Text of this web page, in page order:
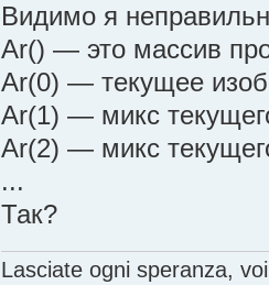
Видимо я
Ar() — это массив
Ar(0) — текущее
Ar(1) — микс
Ar(2) — микс
...
Так?
Lasciate ogni speranza,